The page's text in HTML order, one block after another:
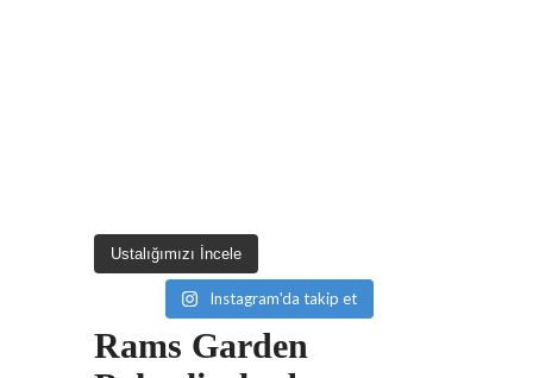
Ustalığımızı İncele
Instagram'da takip et
Rams Garden